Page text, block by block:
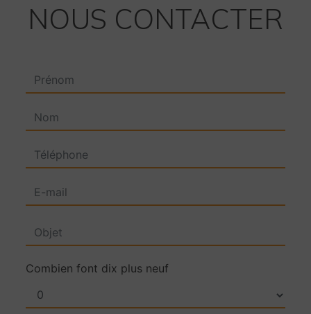
NOUS CONTACTER
Combien font dix plus neuf